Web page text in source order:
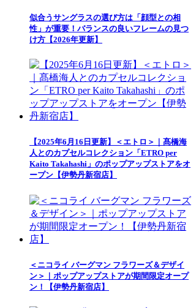
似合うサングラスの選び方は「顔型との相
性」が重要！バランスの良いフレームの見つ
け方【2026年更新】
【2025年6月16日更新】＜エトロ＞｜髙橋海
人とのカプセルコレクション「ETRO per
Kaito Takahashi」のポップアップストアをオ
ープン【伊勢丹新宿店】
＜ニコライ バーグマン フラワーズ＆デザイ
ン＞｜ポップアップストアが期間限定オープ
ン！【伊勢丹新宿店】